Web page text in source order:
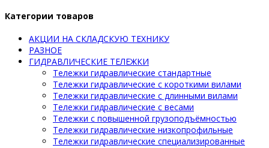
Категории товаров
АКЦИИ НА СКЛАДСКУЮ ТЕХНИКУ
РАЗНОЕ
ГИДРАВЛИЧЕСКИЕ ТЕЛЕЖКИ
Тележки гидравлические стандартные
Тележки гидравлические с короткими вилами
Тележки гидравлические с длинными вилами
Тележки гидравлические с весами
Тележки с повышенной грузоподъёмностью
Тележки гидравлические низкопрофильные
Тележки гидравлические специализированные